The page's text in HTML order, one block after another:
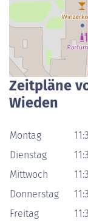
Zeitpläne
Wieden
Montag
Dienstag
Mittwoch
Donnerstag
Freitag